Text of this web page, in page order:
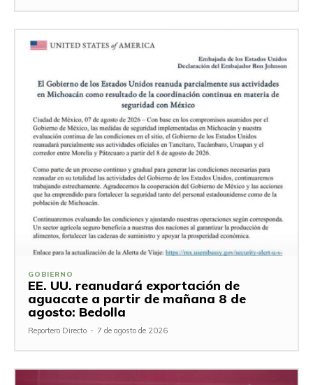
GOBIERNO
EE. UU. reanudará exportación de
aguacate a partir de mañana 8 de
agosto: Bedolla
Reportero Directo - 7 de agosto de 2026